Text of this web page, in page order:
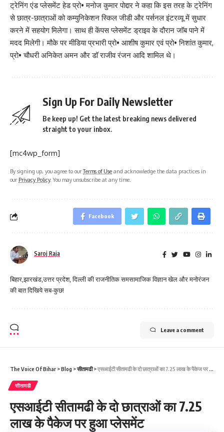
ट्रेनिंग एंड प्लेसमेंट हेड प्रो• मनोज कुमार पोद्दार ने कहा कि इस तरह के ट्रेनिंग
से छात्र-छात्राओं को कम्युनिकेशन स्किल जीडी और पर्सनल इंटरव्यू में सुधार
करने में सहयोग मिलेगा। साथ ही केंपस प्लेसमेंट ड्राइव के दौरान जॉब पाने में
मदद मिलेगी। मौके पर मीडिया प्रभारी प्रो• आशीष कुमार एवं प्रो• निशांत कुमार,
प्रो• चौधरी अनिकेत अमन और डॉ राजीव रंजन आदि शामिल थे।
Sign Up For Daily Newsletter
Be keep up! Get the latest breaking news delivered
straight to your inbox.
[mc4wp_form]
By signing up, you agree to ourTerms of Use and acknowledge the data practices in
our Privacy Policy. You may unsubscribe at any time.
Facebook
Saroj Raja
बिहार,झारखंड,उत्तर प्रदेश, दिल्ली की राजनीतिक समसामाजिक विज्ञान खेल और मनोरंजन
की बात दिखिये सब-कुछ!
Leave a comment
The Voice Of Bihar >Blog >सीतामढी>एसआईटी सीतामढी के दो छात्राओं का 7.25 लाख के पैकेज पर हुआ प्लेसमेंट
सीतामढी
एसआईटी सीतामढी के दो छात्राओं का 7.25
लाख के पैकेज पर हुआ प्लेसमेंट